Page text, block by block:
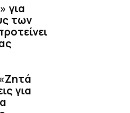
για
των
για